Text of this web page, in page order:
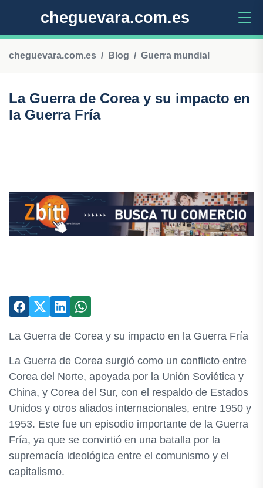
cheguevara.com.es
cheguevara.com.es Blog Guerra mundial
La Guerra de Corea y su impacto en
la Guerra Fría
La Guerra de Corea y su impacto en la Guerra Fría
La Guerra de Corea surgió como un conflicto entre
Corea del Norte, apoyada por la Unión Soviética y
China, y Corea del Sur, con el respaldo de Estados
Unidos y otros aliados internacionales, entre 1950 y
1953. Este fue un episodio importante de la Guerra
Fría, ya que se convirtió en una batalla por la
supremacía ideológica entre el comunismo y el
capitalismo.